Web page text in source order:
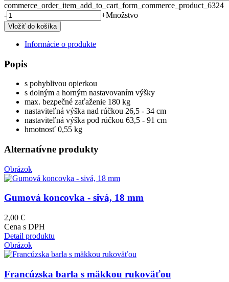
commerce_order_item_add_to_cart_form_commerce_product_6324
-
+Množstvo
Informácie o produkte
Popis
s pohyblivou opierkou
s dolným a horným nastavovaním výšky
max. bezpečné zaťaženie 180 kg
nastaviteľná výška nad rúčkou 26,5 - 34 cm
nastaviteľná výška pod rúčkou 63,5 - 91 cm
hmotnosť 0,55 kg
Alternatívne produkty
Obrázok
Gumová koncovka - sivá, 18 mm
2,00 €
Cena s DPH
Detail produktu
Obrázok
Francúzska barla s mäkkou rukoväťou